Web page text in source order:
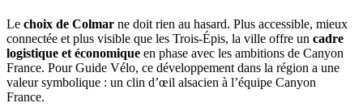
Le choix de Colmar ne doit rien au hasard. Plus accessible, mieux
connectée et plus visible que les Trois-Épis, la ville offre un cadre
logistique et économique en phase avec les ambitions de Canyon
France. Pour Guide Vélo, ce développement dans la région a une
valeur symbolique : un clin d’œil alsacien à l’équipe Canyon
France.